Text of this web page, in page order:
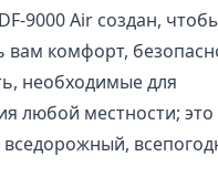
9000 Air создан,
вам комфорт,
необходимые для
любой местности; это